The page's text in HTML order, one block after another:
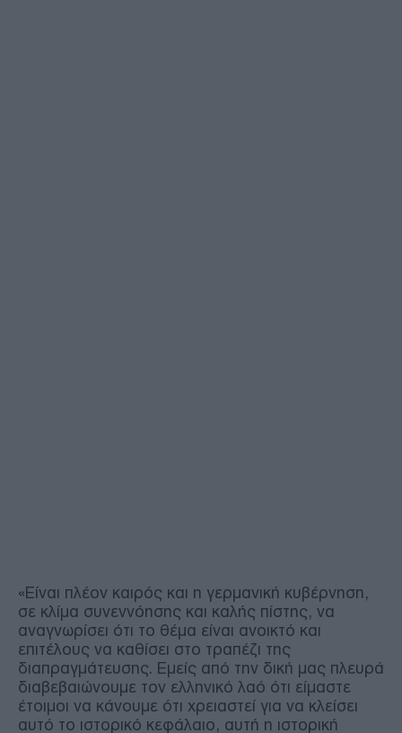
«Είναι πλέον καιρός και η γερμανική κυβέρνηση,
σε κλίμα συνεννόησης και καλής πίστης, να
αναγνωρίσει ότι το θέμα είναι ανοικτό και
επιτέλους να καθίσει στο τραπέζι της
διαπραγμάτευσης. Εμείς από την δική μας πλευρά
διαβεβαιώνουμε τον ελληνικό λαό ότι είμαστε
έτοιμοι να κάνουμε ότι χρειαστεί για να κλείσει
αυτό το ιστορικό κεφάλαιο, αυτή η ιστορική